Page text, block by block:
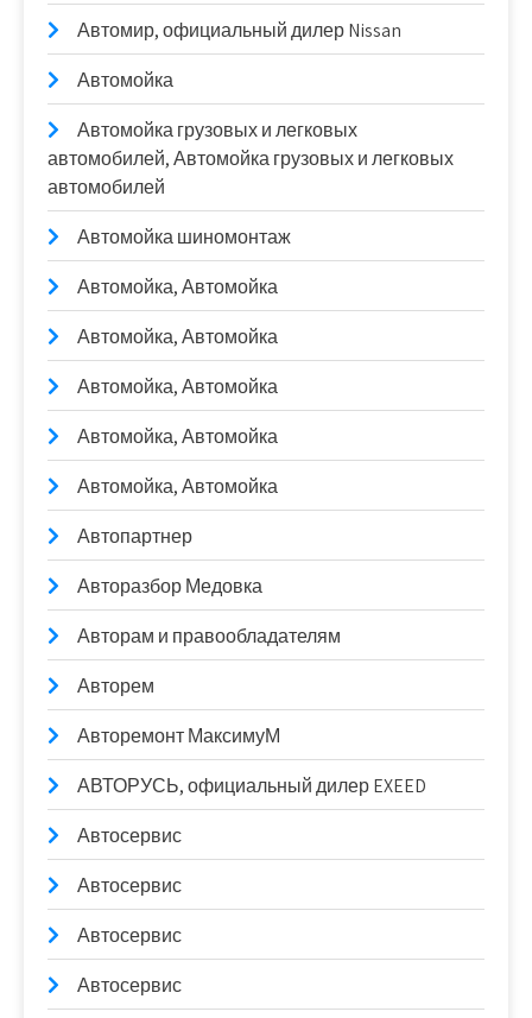
Автомир, официальный дилер Nissan
Автомойка
Автомойка грузовых и легковых
автомобилей, Автомойка грузовых и легковых
автомобилей
Автомойка шиномонтаж
Автомойка, Автомойка
Автомойка, Автомойка
Автомойка, Автомойка
Автомойка, Автомойка
Автомойка, Автомойка
Автопартнер
Авторазбор Медовка
Авторам и правообладателям
Авторем
Авторемонт МаксимуМ
АВТОРУСЬ, официальный дилер EXEED
Автосервис
Автосервис
Автосервис
Автосервис